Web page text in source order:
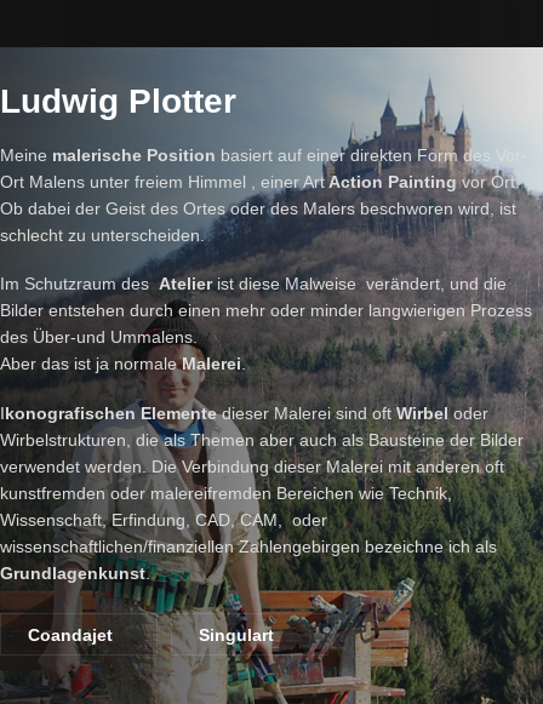
Ludwig Plotter
Meine malerische Position basiert auf einer direkten Form des Vor-
Ort Malens unter freiem Himmel , einer ArtAction Painting vor Ort.
Ob dabei der Geist des Ortes oder des Malers beschworen wird, ist
schlecht zu unterscheiden.
Im Schutzraum desAtelierist diese Malweise verändert, und die
Bilder entstehen durch einen mehr oder minder langwierigen Prozess
des Über-und Ummalens.
Aber das ist ja normaleMalerei.
Ikonografischen Elementedieser Malerei sind oftWirbeloder
Wirbelstrukturen, die als Themen aber auch als Bausteine der Bilder
verwendet werden. Die Verbindung dieser Malerei mit anderen oft
kunstfremden oder malereifremden Bereichen wie Technik,
Wissenschaft, Erfindung, CAD, CAM, oder
wissenschaftlichen/finanziellen Zahlengebirgen bezeichne ich als
Grundlagenkunst.
Coandajet Singulart